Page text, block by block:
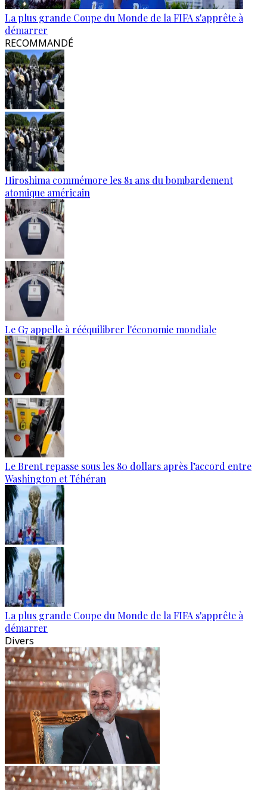
La plus grande Coupe du Monde de la FIFA s'apprête à
démarrer
RECOMMANDÉ
Hiroshima commémore les 81 ans du bombardement
atomique américain
Le G7 appelle à rééquilibrer l'économie mondiale
Le Brent repasse sous les 80 dollars après l’accord entre
Washington et Téhéran
La plus grande Coupe du Monde de la FIFA s'apprête à
démarrer
Divers